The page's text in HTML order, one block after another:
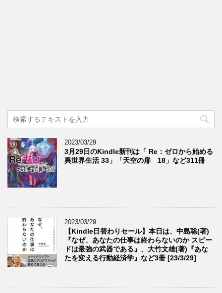
2023/03/29
3月29日のKindle新刊は「 Re：ゼロから始める
異世界生活 33」「天空の扉 18」など311冊
2023/03/29
【Kindle日替わりセール】本日は、中島聡(著)
『なぜ、あなたの仕事は終わらないのか スピー
ドは最強の武器である』、大竹文雄(著)『あな
たを変える行動経済学』など3冊 [23/3/29]